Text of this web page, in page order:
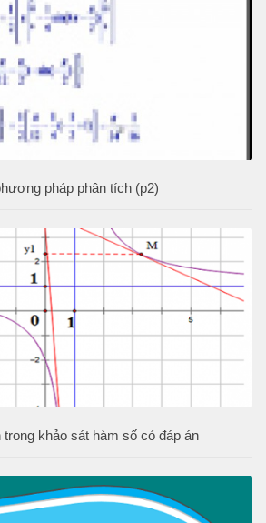
pháp phân tích (p2)
khảo sát hàm số có đáp án